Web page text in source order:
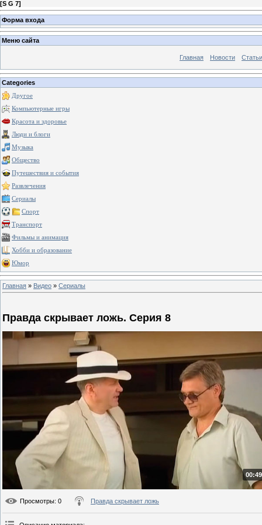
[S G 7]
Форма входа
Меню сайта
Главная Новости Статьи
Categories
Другое
Компьютерные игры
Красота и здоровье
Люди и блоги
Музыка
Общество
Путешествия и события
Развлечения
Сериалы
Спорт
Транспорт
Фильмы и анимация
Хобби и образование
Юмор
Главная » Видео » Сериалы
Правда скрывает ложь. Серия 8
Просмотры: 0 Правда скрывает ложь